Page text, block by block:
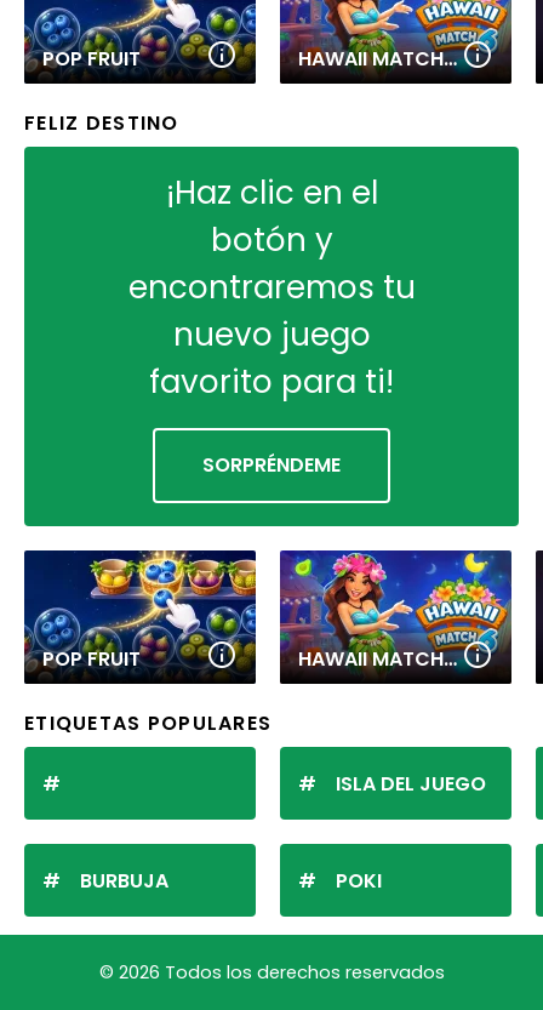
POP FRUIT HAWAII MATCH 6
FELIZ DESTINO
¡Haz clic en el
botón y
encontraremos tu
nuevo juego
favorito para ti!
SORPRÉNDEME
POP FRUIT HAWAII MATCH 6
ETIQUETAS POPULARES
BURBUJA
ISLA DEL JUEGO
POKI
© 2026 Todos los derechos reservados